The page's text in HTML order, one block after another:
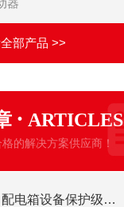
器
部产品 >>
· ARTICLES
的解决方案供应商！
防爆照明动力配电箱设备保护级别EPL